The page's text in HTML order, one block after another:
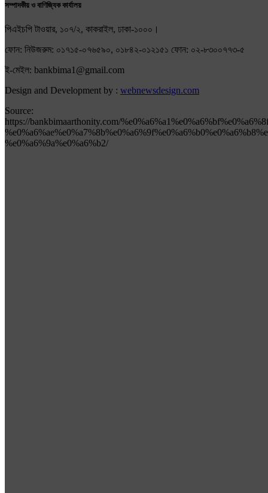
সম্পাদকীয় ও বাণিজ্যিক কার্যালয়
পিএইচপি টাওয়ার, ১০৭/২, কাকরাইল, ঢাকা-১০০০।
ফোন: নিউজরুম: ০১৭১৫-০৭৬৫৯০, ০১৮৪২-০১২১৫১ ফোন: ০২-৮৩০০৭৭৩-৫
ই-মেইল: bankbima1@gmail.com
Design and Development by : webnewsdesign.com
Source:
https://bankbimaarthonity.com/
%e0%a6%9a%e0%a6%b2/